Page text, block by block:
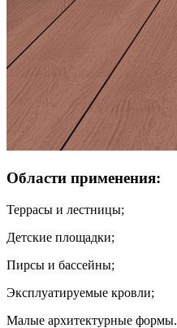
Области применения:
Террасы и лестницы;
Детские площадки;
Пирсы и бассейны;
Эксплуатируемые кровли;
Малые архитектурные формы.